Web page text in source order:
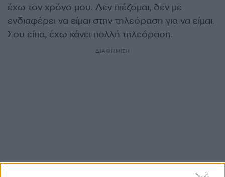
έχω τον χρόνο µου. ∆εν πιέζοµαι, δεν µε
ενδιαφέρει να είµαι στην τηλεόραση για να είµαι.
Σου είπα, έχω κάνει πολλή τηλεόραση.
ΔΙΑΦΗΜΙΣΗ